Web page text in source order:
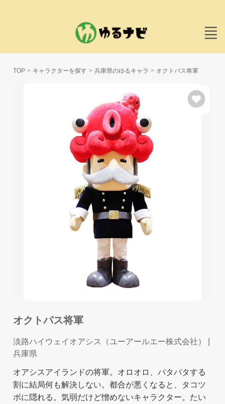
TOP キャラクターを探す 兵庫県のゆるキャラ オクトパス将軍
オクトパス将軍
淡路ハイウェイオアシス（ユーアールエー株式会社）
兵庫県
オアシスアイランドの将軍。オロオロ、バタバタする
割に結局何も解決しない。都合が悪くなると、タコツ
ボに隠れる。気弱だけど憎めないキャラクター。たい